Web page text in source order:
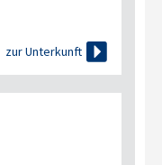
zur Unterkunft 